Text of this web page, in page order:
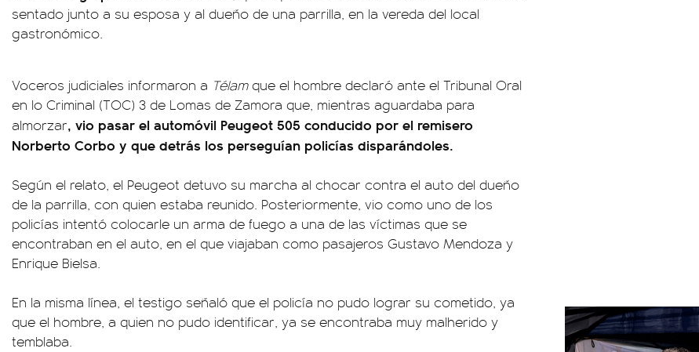
sentado junto a su esposa y al dueño de una parrilla, en la vereda del local
gastronómico.
Voceros judiciales informaron a Télamque el hombre declaró ante el Tribunal Oral
en lo Criminal (TOC) 3 de Lomas de Zamora que, mientras aguardaba para
almorzar, vio pasar el automóvil Peugeot 505 conducido por el remisero
Norberto Corbo y que detrás los perseguían policías disparándoles.
Según el relato, el Peugeot detuvo su marcha al chocar contra el auto del dueño
de la parrilla, con quien estaba reunido. Posteriormente, vio como uno de los
policías intentó colocarle un arma de fuego a una de las víctimas que se
encontraban en el auto, en el que viajaban como pasajeros Gustavo Mendoza y
Enrique Bielsa.
En la misma línea, el testigo señaló que el policía no pudo lograr su cometido, ya
que el hombre, a quien no pudo identificar, ya se encontraba muy malherido y
temblaba.